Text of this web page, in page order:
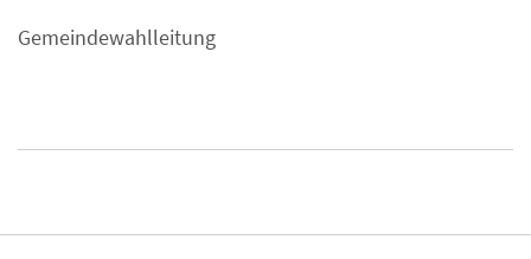
Gemeindewahlleitung